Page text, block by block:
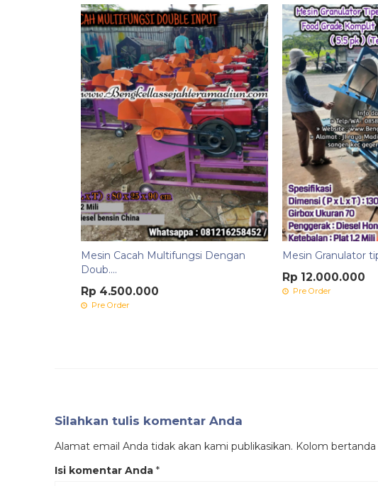
Mesin Cacah Multifungsi Dengan
Doub....
Rp 4.500.000
Pre Order
Mesin Granulator
Rp 12.000.000
Pre Order
Silahkan tulis komentar Anda
Alamat email Anda tidak akan kami publikasikan. Kolom bertanda
Isi komentar Anda *